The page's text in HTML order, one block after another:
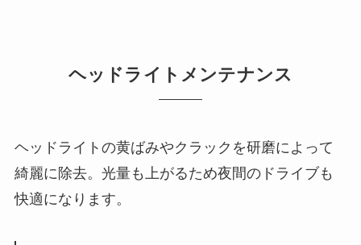
ヘッドライトメンテナンス
ヘッドライトの黄ばみやクラックを研磨によって
綺麗に除去。光量も上がるため夜間のドライブも
快適になります。